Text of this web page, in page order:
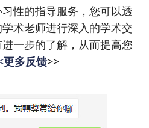
性的指导服务，您可以透
术老师进行深入的学术交
一步的了解，从而提高您
更多反馈>>